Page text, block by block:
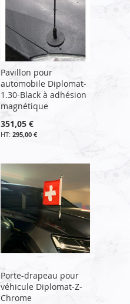
Pavillon pour
automobile Diplomat-
1.30-Black à adhésion
magnétique
351,05 €
295,00 €
Porte-drapeau pour
véhicule Diplomat-Z-
Chrome